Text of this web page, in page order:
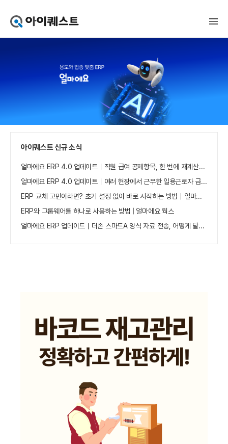
퀘
얼
마
가
기
아이퀘스트 신규 소식
얼마에요 ERP 4.0 업데이트｜직원 급여 공제항목, 한 번에 재계산하세요
얼마에요 ERP 4.0 업데이트｜여러 현장에서 근무한 일용근로자 급여, 현장별로 선택 수집하세요
ERP 교체 고민이라면? 초기 설정 없이 바로 시작하는 방법｜얼마에요 ERP
ERP와 그룹웨어를 하나로 사용하는 방법 | 얼마에요 웍스
얼마에요 ERP 업데이트｜더존 스마트A 양식 자료 전송, 어떻게 달라졌나요?